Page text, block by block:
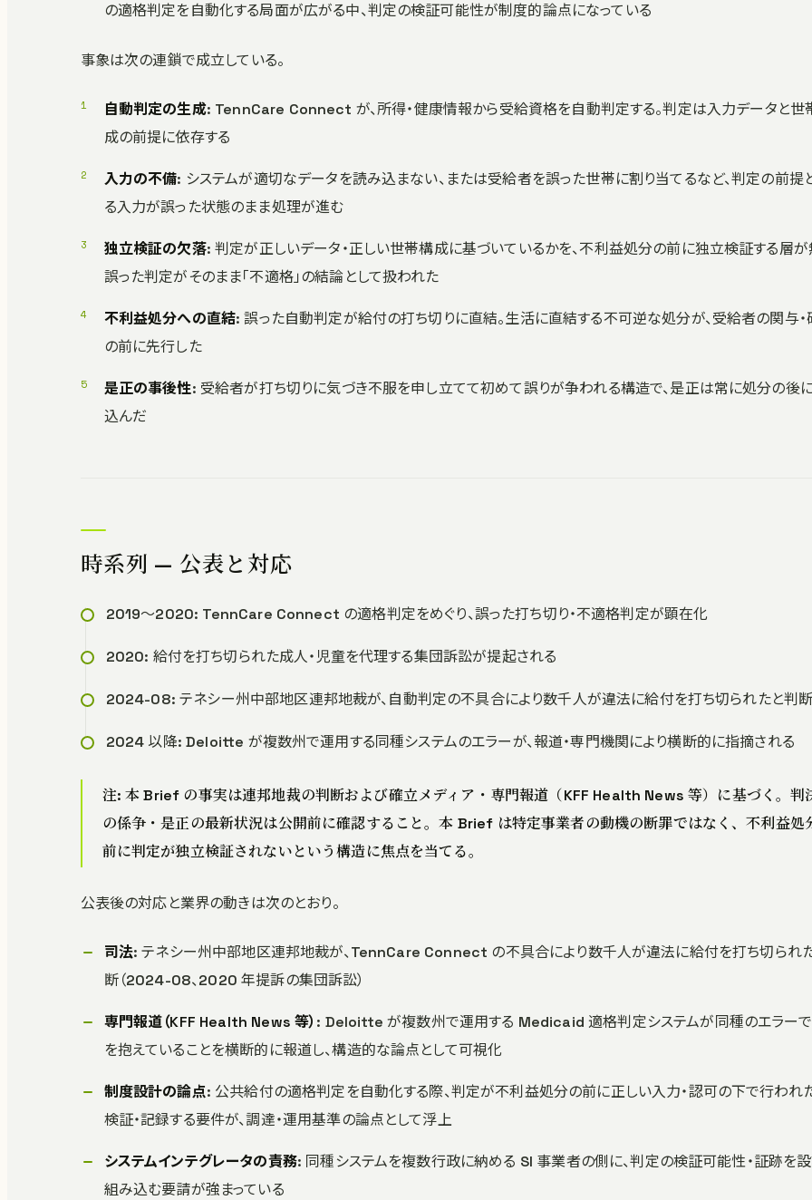
の適格判定を自動化する局面が広がる中、判定の検証可能性が制度的論点になっている
事象は次の連鎖で成立している。
自動判定の生成: TennCare Connect が、所得・健康情報から受給資格を自動判定する。判定は入力データと世
成の前提に依存する
入力の不備: システムが適切なデータを読み込まない、または受給者を誤った世帯に割り当てるなど、判定の前提
る入力が誤った状態のまま処理が進む
独立検証の欠落: 判定が正しいデータ・正しい世帯構成に基づいているかを、不利益処分の前に独立検証する層が
誤った判定がそのまま「不適格」の結論として扱われた
不利益処分への直結: 誤った自動判定が給付の打ち切りに直結。生活に直結する不可逆な処分が、受給者の関与・
の前に先行した
是正の事後性: 受給者が打ち切りに気づき不服を申し立てて初めて誤りが争われる構造で、是正は常に処分の後
込んだ
時系列 — 公表と対応
2019〜2020: TennCare Connect の適格判定をめぐり、誤った打ち切り・不適格判定が顕在化
2020: 給付を打ち切られた成人・児童を代理する集団訴訟が提起される
2024-08: テネシー州中部地区連邦地裁が、自動判定の不具合により数千人が違法に給付を打ち切られたと判断
2024 以降: Deloitte が複数州で運用する同種システムのエラーが、報道・専門機関により横断的に指摘される
注: 本 Brief の事実は連邦地裁の判断および確立メディア・専門報道（KFF Health News 等）に基づく。判
の係争・是正の最新状況は公開前に確認すること。本 Brief は特定事業者の動機の断罪ではなく、不利益処
前に判定が独立検証されないという構造に焦点を当てる。
公表後の対応と業界の動きは次のとおり。
司法: テネシー州中部地区連邦地裁が、TennCare Connect の不具合により数千人が違法に給付を打ち切られ
断（2024-08、2020 年提訴の集団訴訟）
専門報道（KFF Health News 等） : Deloitte が複数州で運用する Medicaid 適格判定システムが同種のエラー
を抱えていることを横断的に報道し、構造的な論点として可視化
制度設計の論点: 公共給付の適格判定を自動化する際、判定が不利益処分の前に正しい入力・認可の下で行われ
検証・記録する要件が、調達・運用基準の論点として浮上
システムインテグレータの責務: 同種システムを複数行政に納める SI 事業者の側に、判定の検証可能性・証跡を
組み込む要請が強まっている